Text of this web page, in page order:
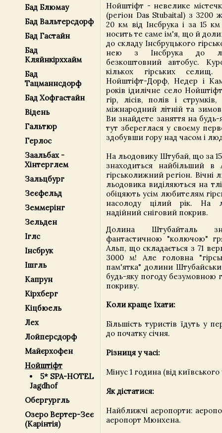
Бад Блюмау
Бад Вальтерсдорф
Бад Гастайн
Бад
Кляйнкірххайм
Бад
Тацманнсдорф
Бад Хофгастайн
Відень
Гальтюр
Герлос
Заальбах -
Хінтерглем
Зальцбург
Зеєфельд
Земмерінг
Зельден
Іглс
Інсбрук
Ішгль
Капрун
Кірхберг
Кіцбюель
Лех
Лойперсдорф
Майєрхофен
Нойштіфт
5* SPA-HOTEL
Jagdhof
Обергургль
Озеро Вертер-Зеє
(Карінтія)
Нойштіфт - невелике
(регіон Das Stubaital) з 3200
20 км від Інсбрука і за 15
носить те саме ім'я, що й
до складу Інсбруцького
нею з Інсбрука до
безкоштовний автобус.
кількох гірських
Нойштіфт-Дорф, Недер і
років ідилічне село
гір, лісів, полів і
міжнародний літній та
Ви знайдете заняття на
тут збереглася у своєму
здобувши гору над часом і
На льодовику Штубай, що за
знаходиться найбільший в
гірськолижний регіон. Вічні
льодовика виділяються на
обіцяють усім любителям
насолоду цілий рік. На
надійний сніговий покрив.
Долина Штубайталь
фантастичною "колючою"
Альп, що складається з 71
3000 м! Але головна
пам'ятка" долини
будь-яку погоду безумовною
покриву.
Коли краще їхати:
Більшість туристів їдуть у
до початку січня.
Різниця у часі:
Мінус 1 година (від київського
Як дістатися:
Найближчі аеропорти:
аеропорт Мюнхена.